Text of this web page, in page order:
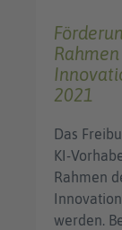
2021
Das
KI-
Rahmen
werden.